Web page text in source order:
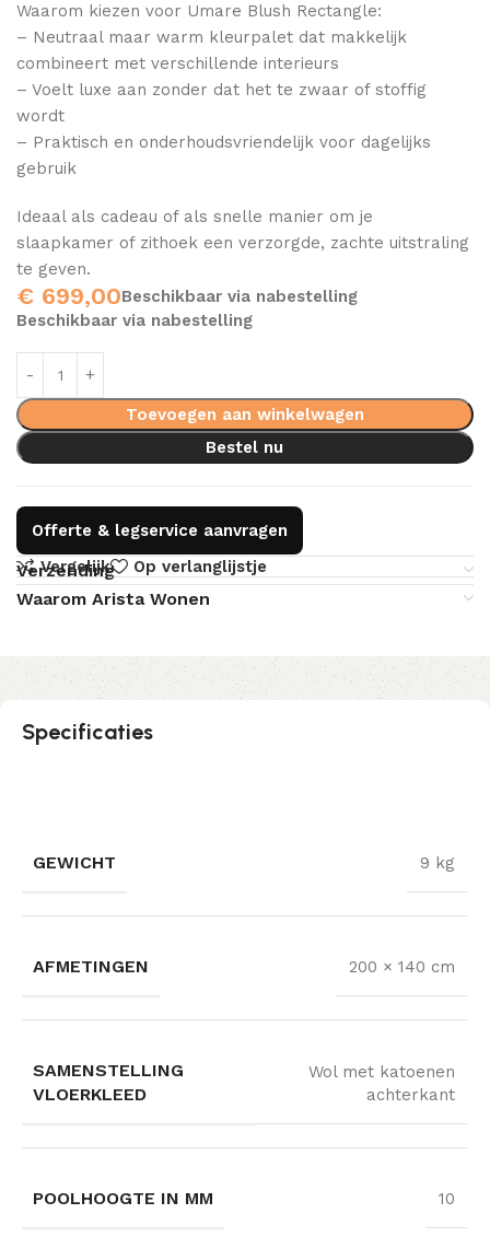
Waarom kiezen voor Umare Blush Rectangle:
– Neutraal maar warm kleurpalet dat makkelijk
combineert met verschillende interieurs
– Voelt luxe aan zonder dat het te zwaar of stoffig
wordt
– Praktisch en onderhoudsvriendelijk voor dagelijks
gebruik
Ideaal als cadeau of als snelle manier om je
slaapkamer of zithoek een verzorgde, zachte uitstraling
te geven.
€ 699,00Beschikbaar via nabestelling
Beschikbaar via nabestelling
Toevoegen aan winkelwagen
Bestel nu
Offerte & legservice aanvragen
Vergelijk
Op verlanglijstje
Verzending
Waarom Arista Wonen
Specificaties
GEWICHT 9 kg
AFMETINGEN 200 × 140 cm
SAMENSTELLING
VLOERKLEED
Wol met katoenen
achterkant
POOLHOOGTE IN MM 10